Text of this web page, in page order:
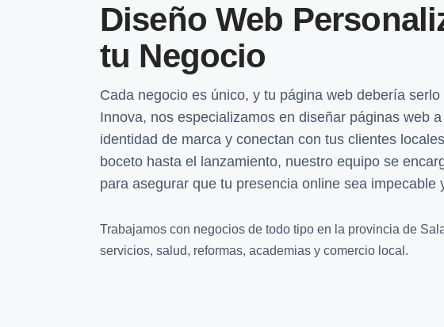
Diseño Web
tu Negocio
Cada negocio es único, y tu página web debería
Innova, nos especializamos en diseñar páginas web
identidad de marca y conectan con tus clientes
boceto hasta el lanzamiento, nuestro equipo se
para asegurar que tu presencia online sea impecable
Trabajamos con negocios de todo tipo en la provincia de
servicios, salud, reformas, academias y comercio local.